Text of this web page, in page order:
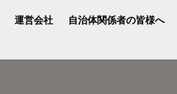
運営会社 自治体関係者の皆様へ